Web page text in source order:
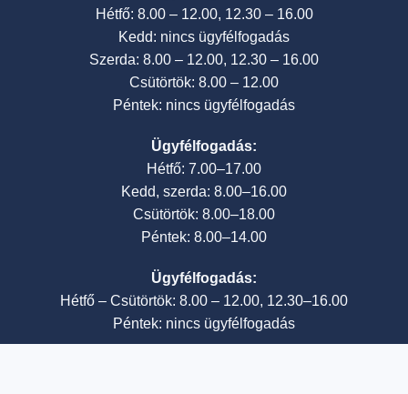
Hétfő: 8.00 – 12.00, 12.30 – 16.00
Kedd: nincs ügyfélfogadás
Szerda: 8.00 – 12.00, 12.30 – 16.00
Csütörtök: 8.00 – 12.00
Péntek: nincs ügyfélfogadás
Ügyfélfogadás:
Hétfő: 7.00–17.00
Kedd, szerda: 8.00–16.00
Csütörtök: 8.00–18.00
Péntek: 8.00–14.00
Ügyfélfogadás:
Hétfő – Csütörtök: 8.00 – 12.00, 12.30–16.00
Péntek: nincs ügyfélfogadás